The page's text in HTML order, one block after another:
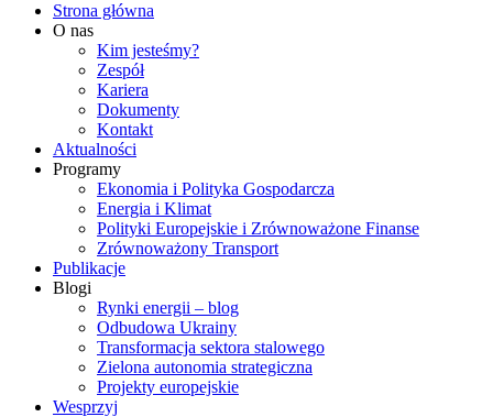
Strona główna
O nas
Kim jesteśmy?
Zespół
Kariera
Dokumenty
Kontakt
Aktualności
Programy
Ekonomia i Polityka Gospodarcza
Energia i Klimat
Polityki Europejskie i Zrównoważone Finanse
Zrównoważony Transport
Publikacje
Blogi
Rynki energii – blog
Odbudowa Ukrainy
Transformacja sektora stalowego
Zielona autonomia strategiczna
Projekty europejskie
Wesprzyj